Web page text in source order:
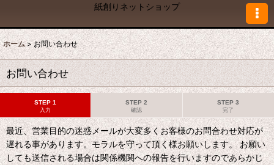
紙創りネットショップ
ホーム > お問い合わせ
お問い合わせ
STEP 1
入力
STEP 2
確認
STEP 3
完了
最近、営業目的の迷惑メールが大変多くお客様のお問合わせ対応が
遅れる事があります。モラルを守って頂く様お願いします。 お願い
しても送信される場合は関係機関への報告を行いますのであらかじ